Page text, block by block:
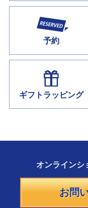
予約
ギフトラッピング
オンラインシ
お問